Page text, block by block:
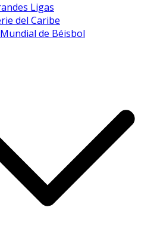
Ligas
del Caribe
de Béisbol